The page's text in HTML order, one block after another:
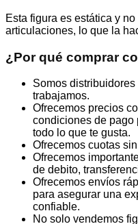
Esta figura es estática y
articulaciones, lo que la
¿Por qué comprar
Somos
trabajamos.
Ofrecemos precios
condiciones de pago
todo lo que te gusta.
Ofrecemos cuotas
Ofrecemos
de debito,
Ofrecemos envíos
para asegurar una
confiable.
No solo vendemos